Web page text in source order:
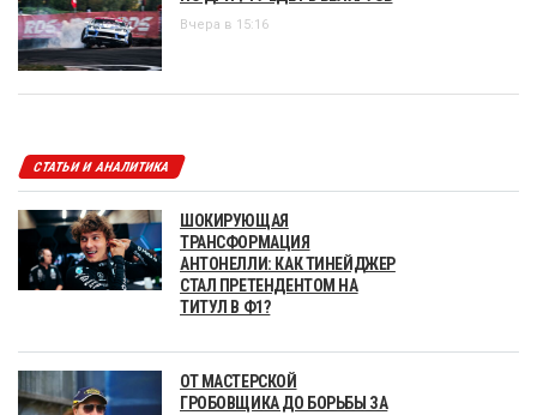
Вчера в 15:16
СТАТЬИ И АНАЛИТИКА
ШОКИРУЮЩАЯ
ТРАНСФОРМАЦИЯ
АНТОНЕЛЛИ: КАК ТИНЕЙДЖЕР
СТАЛ ПРЕТЕНДЕНТОМ НА
ТИТУЛ В Ф1?
ОТ МАСТЕРСКОЙ
ГРОБОВЩИКА ДО БОРЬБЫ ЗА